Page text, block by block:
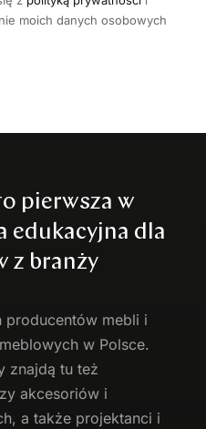
moich danych osobowych
pierwsza w
edukacyjna dla
z branży
producentów mebli i
w Polsce.
znajdą tu też
akcesoriów i
a także projektanci i